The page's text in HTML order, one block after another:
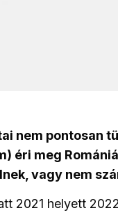
nem pontosan
éri meg
vagy nem
2021 helyett